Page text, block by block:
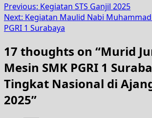
Previous: Kegiatan STS Ganjil 2025
Next: Kegiatan Maulid Nabi Muhammad
PGRI 1 Surabaya
17 thoughts on “Murid
Mesin SMK PGRI 1
Tingkat Nasional di
2025”